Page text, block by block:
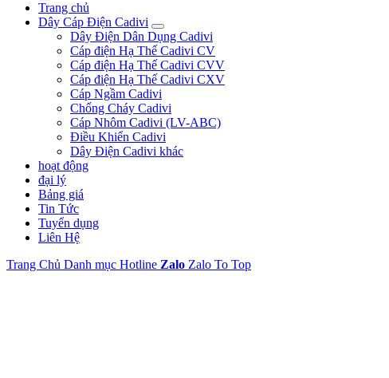
Trang chủ
Dây Cáp Điện Cadivi
Dây Điện Dân Dụng Cadivi
Cáp điện Hạ Thế Cadivi CV
Cáp điện Hạ Thế Cadivi CVV
Cáp điện Hạ Thế Cadivi CXV
Cáp Ngầm Cadivi
Chống Cháy Cadivi
Cáp Nhôm Cadivi (LV-ABC)
Điều Khiển Cadivi
Dây Điện Cadivi khác
hoạt động
đại lý
Bảng giá
Tin Tức
Tuyển dụng
Liên Hệ
Trang Chủ Danh mục Hotline Zalo Zalo To Top